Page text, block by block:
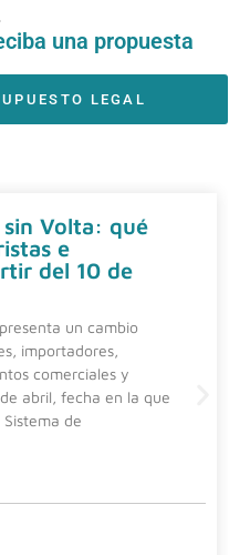
una propuesta
LEGAL
sin Volta: qué
e
del 10 de
un cambio
importadores,
comerciales y
abril, fecha en la que
de